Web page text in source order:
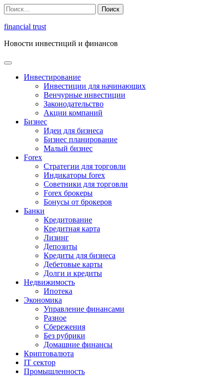
Перейти
к
содержимому
Найти:
financial trust
Новости инвестиций и финансов
Инвестирование
Инвестиции для начинающих
Венчурные инвестиции
Законодательство
Акции компаний
Бизнес
Идеи для бизнеса
Бизнес планирование
Малый бизнес
Forex
Стратегии для торговли
Индикаторы forex
Советники для торговли
Forex брокеры
Бонусы от брокеров
Банки
Кредитование
Кредитная карта
Лизинг
Депозиты
Кредиты для бизнеса
Дебетовые карты
Долги и кредиты
Недвижимость
Ипотека
Экономика
Управление финансами
Разное
Сбережения
Без рубрики
Домашние финансы
Криптовалюта
IT сектор
Промышленность